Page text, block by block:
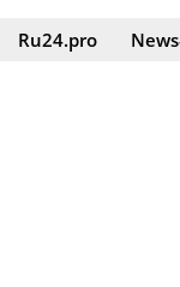
Ru24.pro